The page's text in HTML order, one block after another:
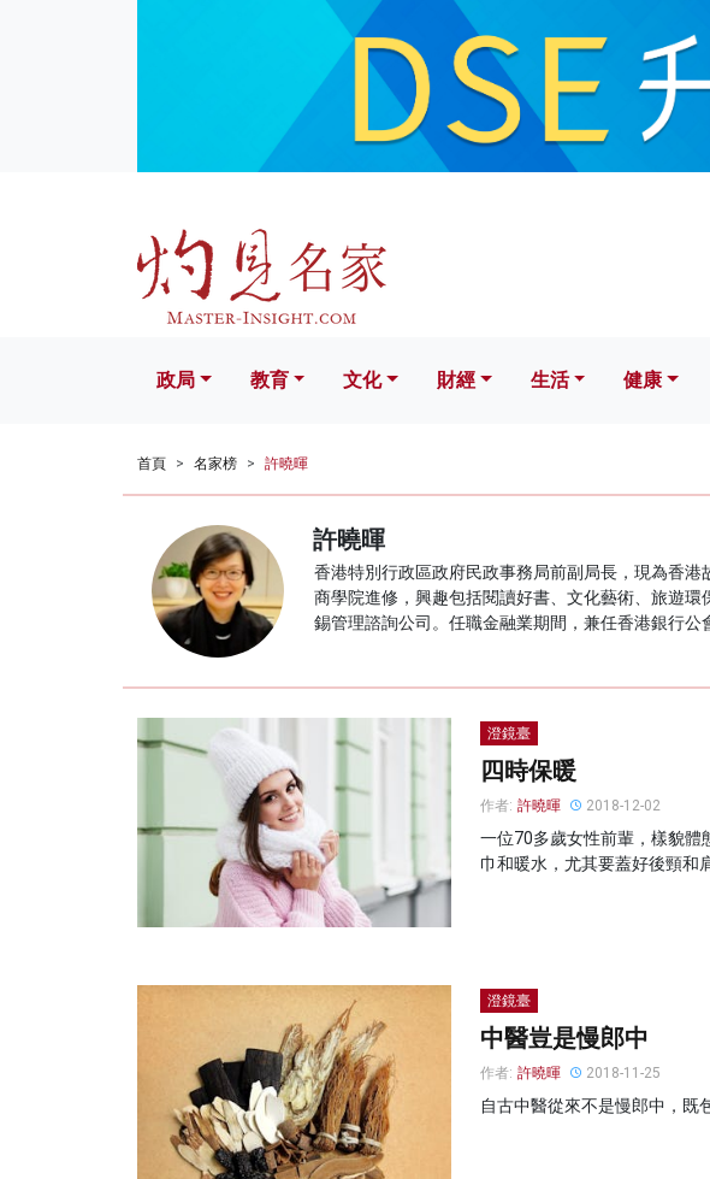
文化 財經 生活 健康
政局 教育 文化 財經 生活 健康
首頁 名家榜 許曉暉
許曉暉
香港特別行政區政府民政事務局前副局長，現為香
商學院進修，興趣包括閱讀好書、文化藝術、旅遊
錫管理諮詢公司。任職金融業期間，兼任香港銀行
澄鏡臺
四時保暖
作者: 許曉暉 2018-12-02
一位70多歲女性前輩，樣貌體
巾和暖水，尤其要蓋好後頸和
澄鏡臺
中醫豈是慢郎中
作者: 許曉暉 2018-11-25
自古中醫從來不是慢郎中，既